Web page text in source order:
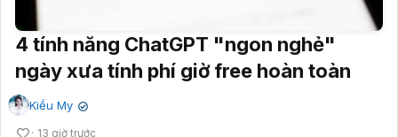
4 tính năng ChatGPT "ngon nghẻ"
ngày xưa tính phí giờ free hoàn toàn
Kiều My ✔
13 giờ trước